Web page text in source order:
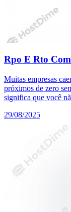
Rpo E Rto
Muitas empresas
próximos de zero
significa que você
29/08/2025